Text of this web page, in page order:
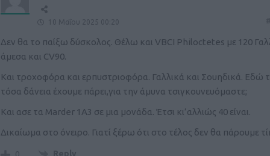
10 Μαΐου 2025 00:20
Δεν θα το παίξω δύσκολος. Θέλω και VBCI Philoctetes με 120
άμεσα και CV90.
Και τροχοφόρα και ερπυστριοφόρα. Γαλλικά και Σουηδικά. Εδώ
τόσα δάνεια έχουμε πάρει,για την άμυνα τσιγκουνευόμαστε;
Και ασε τα Marder 1A3 σε μια μονάδα. Έτσι κι’αλλιώς 40 είναι.
Δικαίωμα στο όνειρο. Γιατί ξέρω ότι στο τέλος δεν θα πάρουμε
Reply